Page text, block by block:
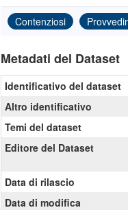
Contenziosi
Metadati del Dataset
Identificativo del dataset
Altro identificativo
Temi del dataset
Editore del Dataset
Data di rilascio
Data di modifica